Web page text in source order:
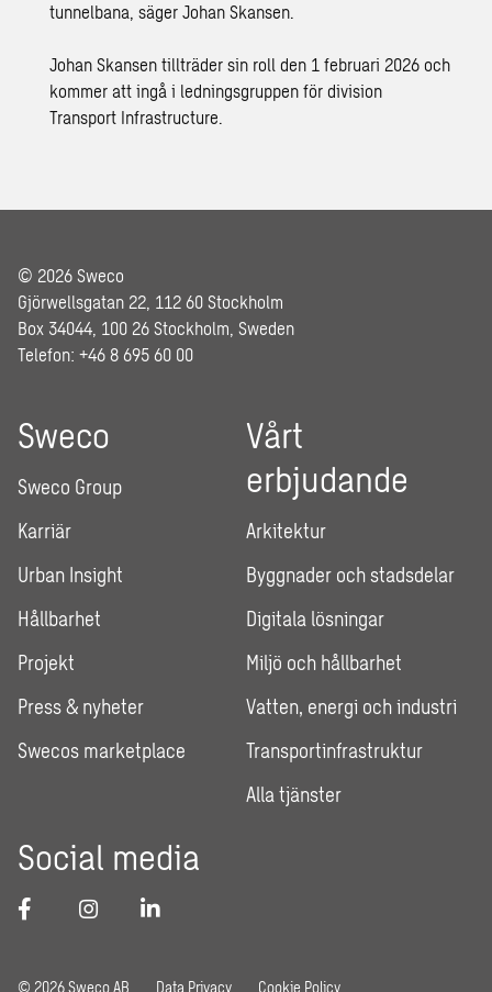
tunnelbana, säger Johan Skansen.
Johan Skansen tillträder sin roll den 1 februari 2026 och
kommer att ingå i ledningsgruppen för division
Transport Infrastructure.
© 2026 Sweco
Gjörwellsgatan 22, 112 60 Stockholm
Box 34044, 100 26 Stockholm, Sweden
Telefon: +46 8 695 60 00
Sweco
Sweco Group
Karriär
Urban Insight
Hållbarhet
Projekt
Press & nyheter
Swecos marketplace
Vårt
erbjudande
Arkitektur
Byggnader och stadsdelar
Digitala lösningar
Miljö och hållbarhet
Vatten, energi och industri
Transportinfrastruktur
Alla tjänster
Social media
© 2026 Sweco AB Data Privacy Cookie Policy